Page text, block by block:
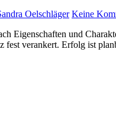
Oelschläger Keine
Eigenschaften und
fest verankert. Erfolg ist